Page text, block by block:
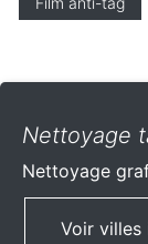
Nettoyage
Nettoyage
Voir villes